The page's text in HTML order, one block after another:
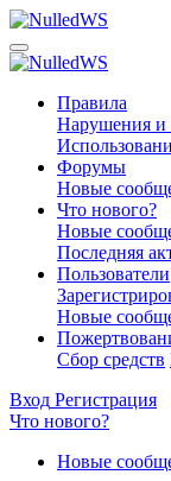
Правила
Нарушения и
Форумы
Новые
Что нового?
Новые
Последняя
Пользователи
Новые
Сбор средств
Вход Регистрация
Что нового?
Новые